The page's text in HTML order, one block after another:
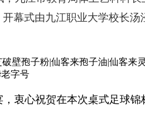
幕式由九江职业大学校长
衷心祝贺在本次桌式足球锦